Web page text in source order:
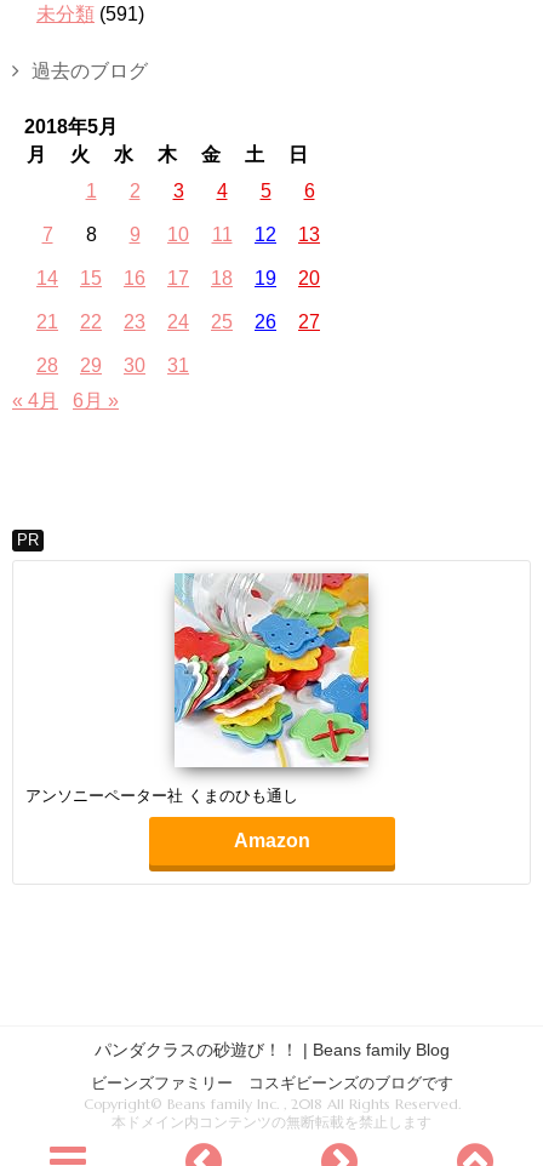
未分類 (591)
過去のブログ
2018年5月
月
火 水 木 金 土
日
1
2 3 4 5 6
7 8 9 10 11 12 13
14 15 16 17 18 19 20
21 22 23 24 25 26 27
28 29 30
31
« 4月
6月 »
PR
アンソニーペーター社 くまのひも通し
Amazon
パンダクラスの砂遊び！！ | Beans family Blog
ビーンズファミリー コスギビーンズのブログです
Copyright© Beans family Inc. , 2018 All Rights Reserved.
本ドメイン内コンテンツの無断転載を禁止します